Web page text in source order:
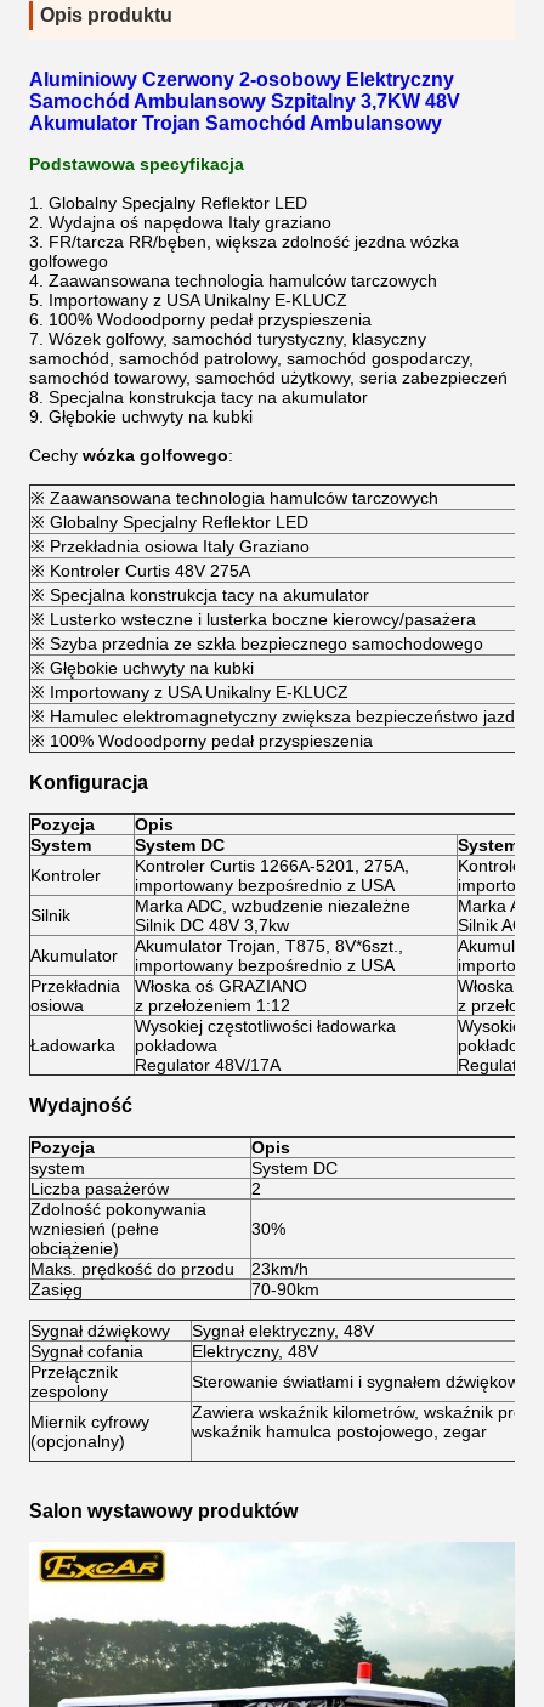
Opis produktu
Aluminiowy Czerwony 2-osobowy Elektryczny
Samochód Ambulansowy Szpitalny 3,7KW 48V
Akumulator Trojan Samochód Ambulansowy
Podstawowa specyfikacja
1. Globalny Specjalny Reflektor LED
2. Wydajna oś napędowa Italy graziano
3. FR/tarcza RR/bęben, większa zdolność jezdna wózka
golfowego
4. Zaawansowana technologia hamulców tarczowych
5. Importowany z USA Unikalny E-KLUCZ
6. 100% Wodoodporny pedał przyspieszenia
7. Wózek golfowy, samochód turystyczny, klasyczny
samochód, samochód patrolowy, samochód gospodarczy,
samochód towarowy, samochód użytkowy, seria zabezpieczeń
8. Specjalna konstrukcja tacy na akumulator
9. Głębokie uchwyty na kubki
Cechy wózka golfowego:
※ Zaawansowana technologia hamulców tarczowych
※ Globalny Specjalny Reflektor LED
※ Przekładnia osiowa Italy Graziano
※ Kontroler Curtis 48V 275A
※ Specjalna konstrukcja tacy na akumulator
※ Lusterko wsteczne i lusterka boczne kierowcy/pasażera
※ Szyba przednia ze szkła bezpiecznego samochodowego
※ Głębokie uchwyty na kubki
※ Importowany z USA Unikalny E-KLUCZ
※ Hamulec elektromagnetyczny zwiększa bezpieczeństwo jazdy
※ 100% Wodoodporny pedał przyspieszenia
Konfiguracja
Pozycja
Opis
System
System DC
System
Kontroler
Kontroler Curtis 1266A-5201, 275A,
importowany bezpośrednio z USA
Kontroler
Silnik
Marka ADC, wzbudzenie niezależne
Silnik DC 48V 3,7kw
Marka
Silnik AC
Akumulator
Akumulator Trojan, T875, 8V*6szt.,
importowany bezpośrednio z USA
Przekładnia
osiowa
Włoska oś GRAZIANO
z przełożeniem 1:12
Włoska
z
Ładowarka
Wysokiej częstotliwości ładowarka
pokładowa
Regulator 48V/17A
Wysokiej
pokładowa
Regulator
Wydajność
Pozycja
Opis
system
System DC
Liczba pasażerów
2
Zdolność pokonywania
wzniesień (pełne
obciążenie)
30%
Maks. prędkość do przodu 23km/h
Zasięg
70-90km
Sygnał dźwiękowy
Sygnał elektryczny, 48V
Sygnał cofania
Elektryczny, 48V
Przełącznik
zespolony
Sterowanie światłami i sygnałem dźwiękowym
Miernik cyfrowy
(opcjonalny)
Zawiera wskaźnik kilometrów, wskaźnik
wskaźnik hamulca postojowego, zegar
Salon wystawowy produktów